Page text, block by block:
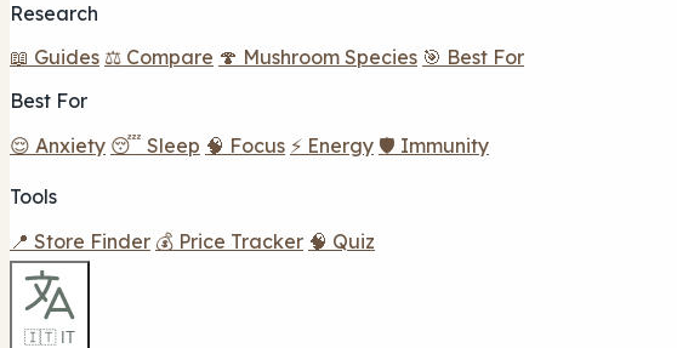
Research
📖 Guides ⚖️ Compare 🍄 Mushroom Species 🎯 Best For
Best For
😌 Anxiety 😴 Sleep 🧠 Focus ⚡ Energy 🛡️ Immunity
Tools
📍 Store Finder 💰 Price Tracker 🧠 Quiz
🇮🇹 IT